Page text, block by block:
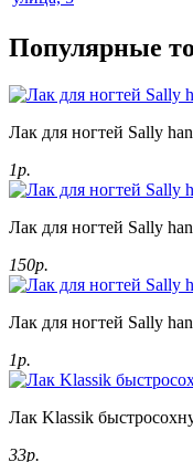
Популярные
Лак для ногтей Sally
1р.
Лак для ногтей Sally
150р.
Лак для ногтей Sally
1р.
Лак Klassik
33р.